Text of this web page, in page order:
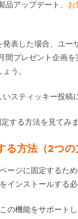
アップデート、 お
表した場合、ユー
間プレゼント企画
う。
スティッキー投稿
する方法を見てみま
方法（2つの
ージに固定するた
をインストールする必
の機能をサポート